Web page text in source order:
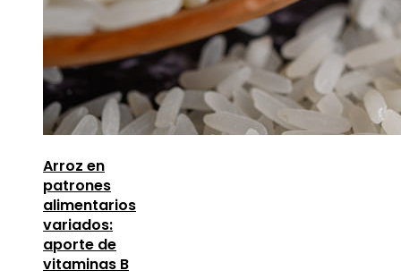
Arroz en
patrones
alimentarios
variados:
aporte de
vitaminas B